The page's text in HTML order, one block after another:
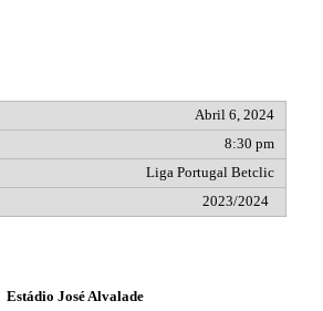
Abril 6, 2024
8:30 pm
Liga Portugal Betclic
2023/2024
Estádio José Alvalade